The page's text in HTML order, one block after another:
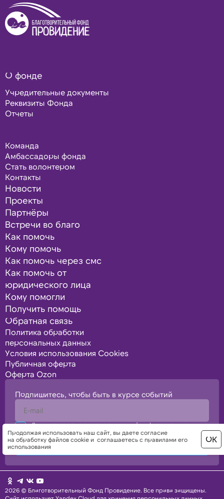
Продолжая использовать наш сайт, вы даете согласие
на обработку файлов cookie и соглашаетесь с правилами его
использования
ОК
О фонде
Учредительные документы
Реквизиты Фонда
Отчеты
Команда
Амбассадоры фонда
Стать волонтером
Контакты
Новости
Проекты
Партнёры
Встречи во благо
Как помочь
Кому помочь
Как помочь через смс
Как помочь от
юридического лица
Кому помогли
Получить помощь
Обратная связь
Политика обработки
персональных данных
Условия использования Cookies
Публичная оферта
Оферта Ozon
Подпишитесь, чтобы быть в курсе событий
Я подтверждаю свое согласие с политикой конфиденциальности,
политикой обработки персональных данных
Отправить
2026 © Благотворительный Фонд Провидение. Все права защищены.